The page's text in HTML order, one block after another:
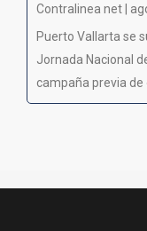
Contralinea net |
Puerto Vallarta se
Jornada Nacional
campaña previa de